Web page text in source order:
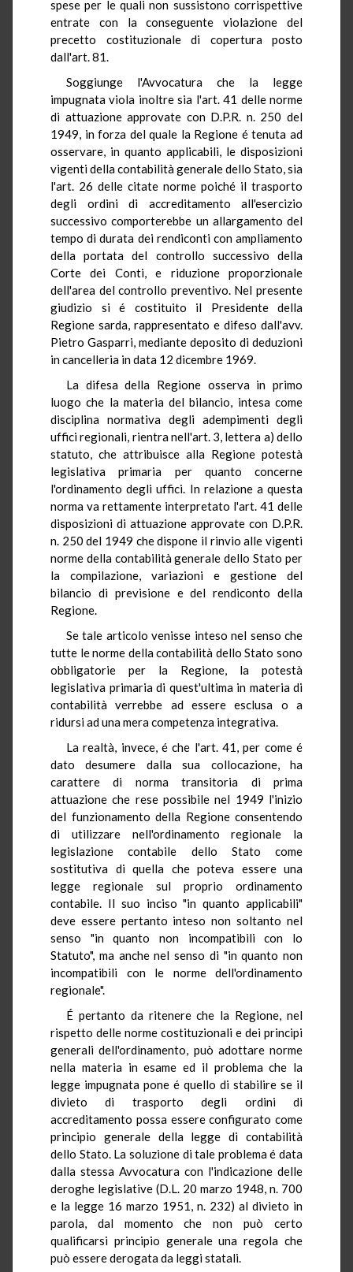
spese per le quali non sussistono corrispettive
entrate con la conseguente violazione del
precetto costituzionale di copertura posto
dall'art. 81.
Soggiunge l'Avvocatura che la legge
impugnata viola inoltre sia l'art. 41 delle norme
di attuazione approvate con D.P.R. n. 250 del
1949, in forza del quale la Regione é tenuta ad
osservare, in quanto applicabili, le disposizioni
vigenti della contabilità generale dello Stato, sia
l'art. 26 delle citate norme poiché il trasporto
degli ordini di accreditamento all'esercizio
successivo comporterebbe un allargamento del
tempo di durata dei rendiconti con ampliamento
della portata del controllo successivo della
Corte dei Conti, e riduzione proporzionale
dell'area del controllo preventivo. Nel presente
giudizio si é costituito il Presidente della
Regione sarda, rappresentato e difeso dall'avv.
Pietro Gasparri, mediante deposito di deduzioni
in cancelleria in data 12 dicembre 1969.
La difesa della Regione osserva in primo
luogo che la materia del bilancio, intesa come
disciplina normativa degli adempimenti degli
uffici regionali, rientra nell'art. 3, lettera a) dello
statuto, che attribuisce alla Regione potestà
legislativa primaria per quanto concerne
l'ordinamento degli uffici. In relazione a questa
norma va rettamente interpretato l'art. 41 delle
disposizioni di attuazione approvate con D.P.R.
n. 250 del 1949 che dispone il rinvio alle vigenti
norme della contabilità generale dello Stato per
la compilazione, variazioni e gestione del
bilancio di previsione e del rendiconto della
Regione.
Se tale articolo venisse inteso nel senso che
tutte le norme della contabilità dello Stato sono
obbligatorie per la Regione, la potestà
legislativa primaria di quest'ultima in materia di
contabilità verrebbe ad essere esclusa o a
ridursi ad una mera competenza integrativa.
La realtà, invece, é che l'art. 41, per come é
dato desumere dalla sua collocazione, ha
carattere di norma transitoria di prima
attuazione che rese possibile nel 1949 l'inizio
del funzionamento della Regione consentendo
di utilizzare nell'ordinamento regionale la
legislazione contabile dello Stato come
sostitutiva di quella che poteva essere una
legge regionale sul proprio ordinamento
contabile. Il suo inciso "in quanto applicabili"
deve essere pertanto inteso non soltanto nel
senso "in quanto non incompatibili con lo
Statuto", ma anche nel senso di "in quanto non
incompatibili con le norme dell'ordinamento
regionale".
É pertanto da ritenere che la Regione, nel
rispetto delle norme costituzionali e dei principi
generali dell'ordinamento, può adottare norme
nella materia in esame ed il problema che la
legge impugnata pone é quello di stabilire se il
divieto di trasporto degli ordini di
accreditamento possa essere configurato come
principio generale della legge di contabilità
dello Stato. La soluzione di tale problema é data
dalla stessa Avvocatura con l'indicazione delle
deroghe legislative (D.L. 20 marzo 1948, n. 700
e la legge 16 marzo 1951, n. 232) al divieto in
parola, dal momento che non può certo
qualificarsi principio generale una regola che
può essere derogata da leggi statali.